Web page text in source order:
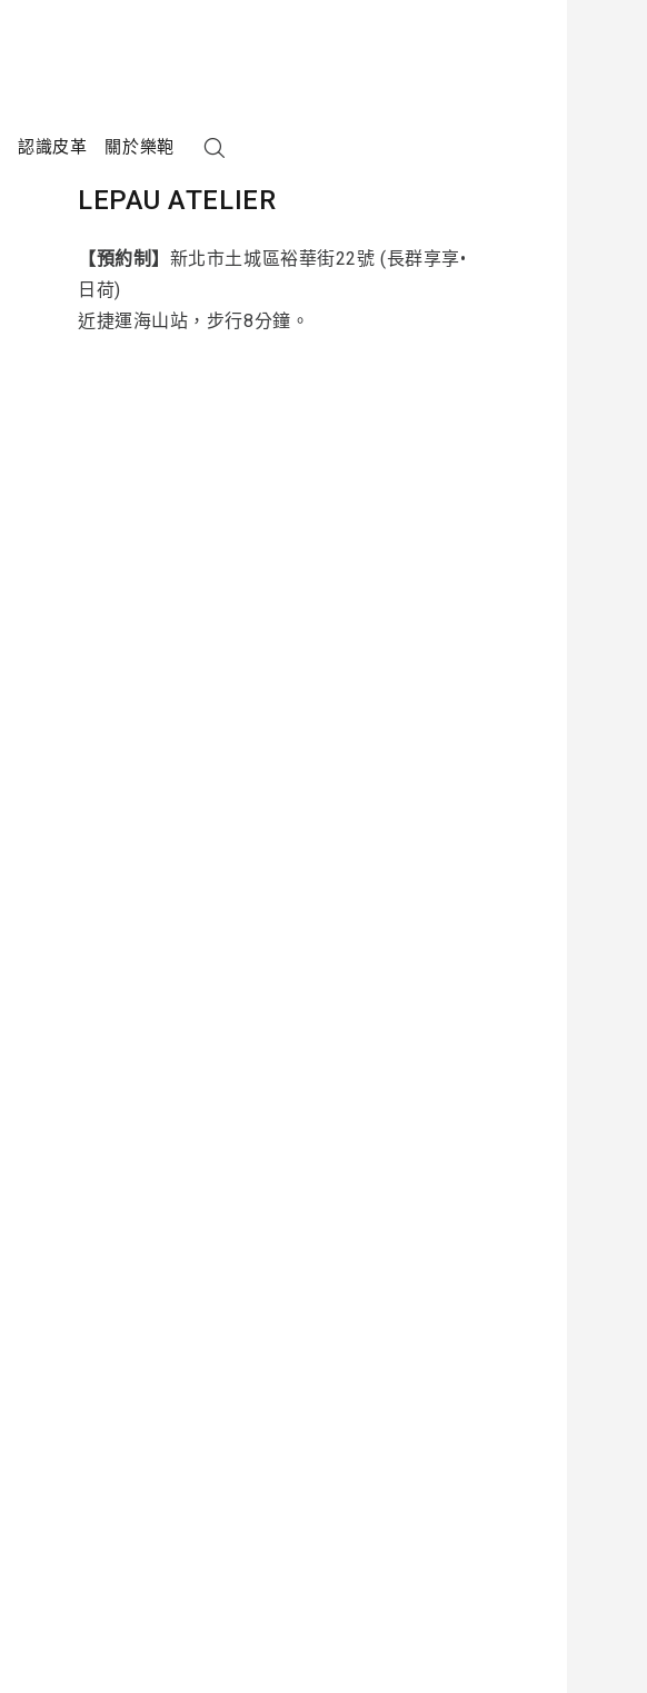
認識皮革 關於樂鞄
LEPAU ATELIER
【預約制】 新北市土城區裕華街22號 (長群享享•
日荷)
近捷運海山站，步行8分鐘。